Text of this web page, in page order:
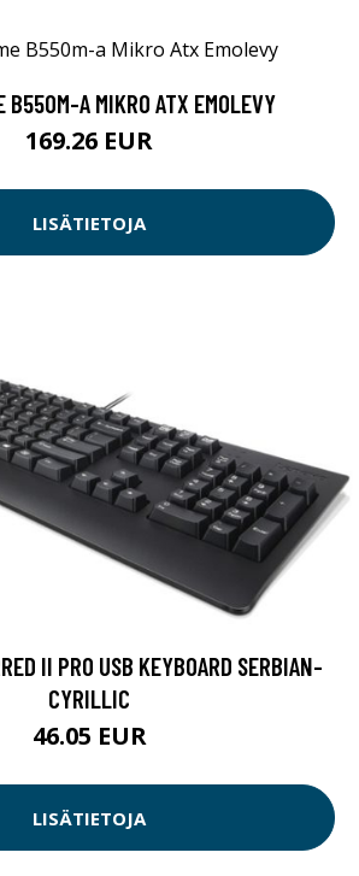
B550M-A MIKRO ATX EMOLEVY
169.26 EUR
LISÄTIETOJA
II PRO USB KEYBOARD SERBIAN-
CYRILLIC
46.05 EUR
LISÄTIETOJA